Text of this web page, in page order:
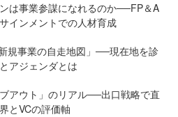
は事業参謀になれるのか──FP＆A
インメントでの人材育成
規事業の自走地図」──現在地を診
アジェンダとは
アウト」のリアル──出口戦略で直
とVCの評価軸